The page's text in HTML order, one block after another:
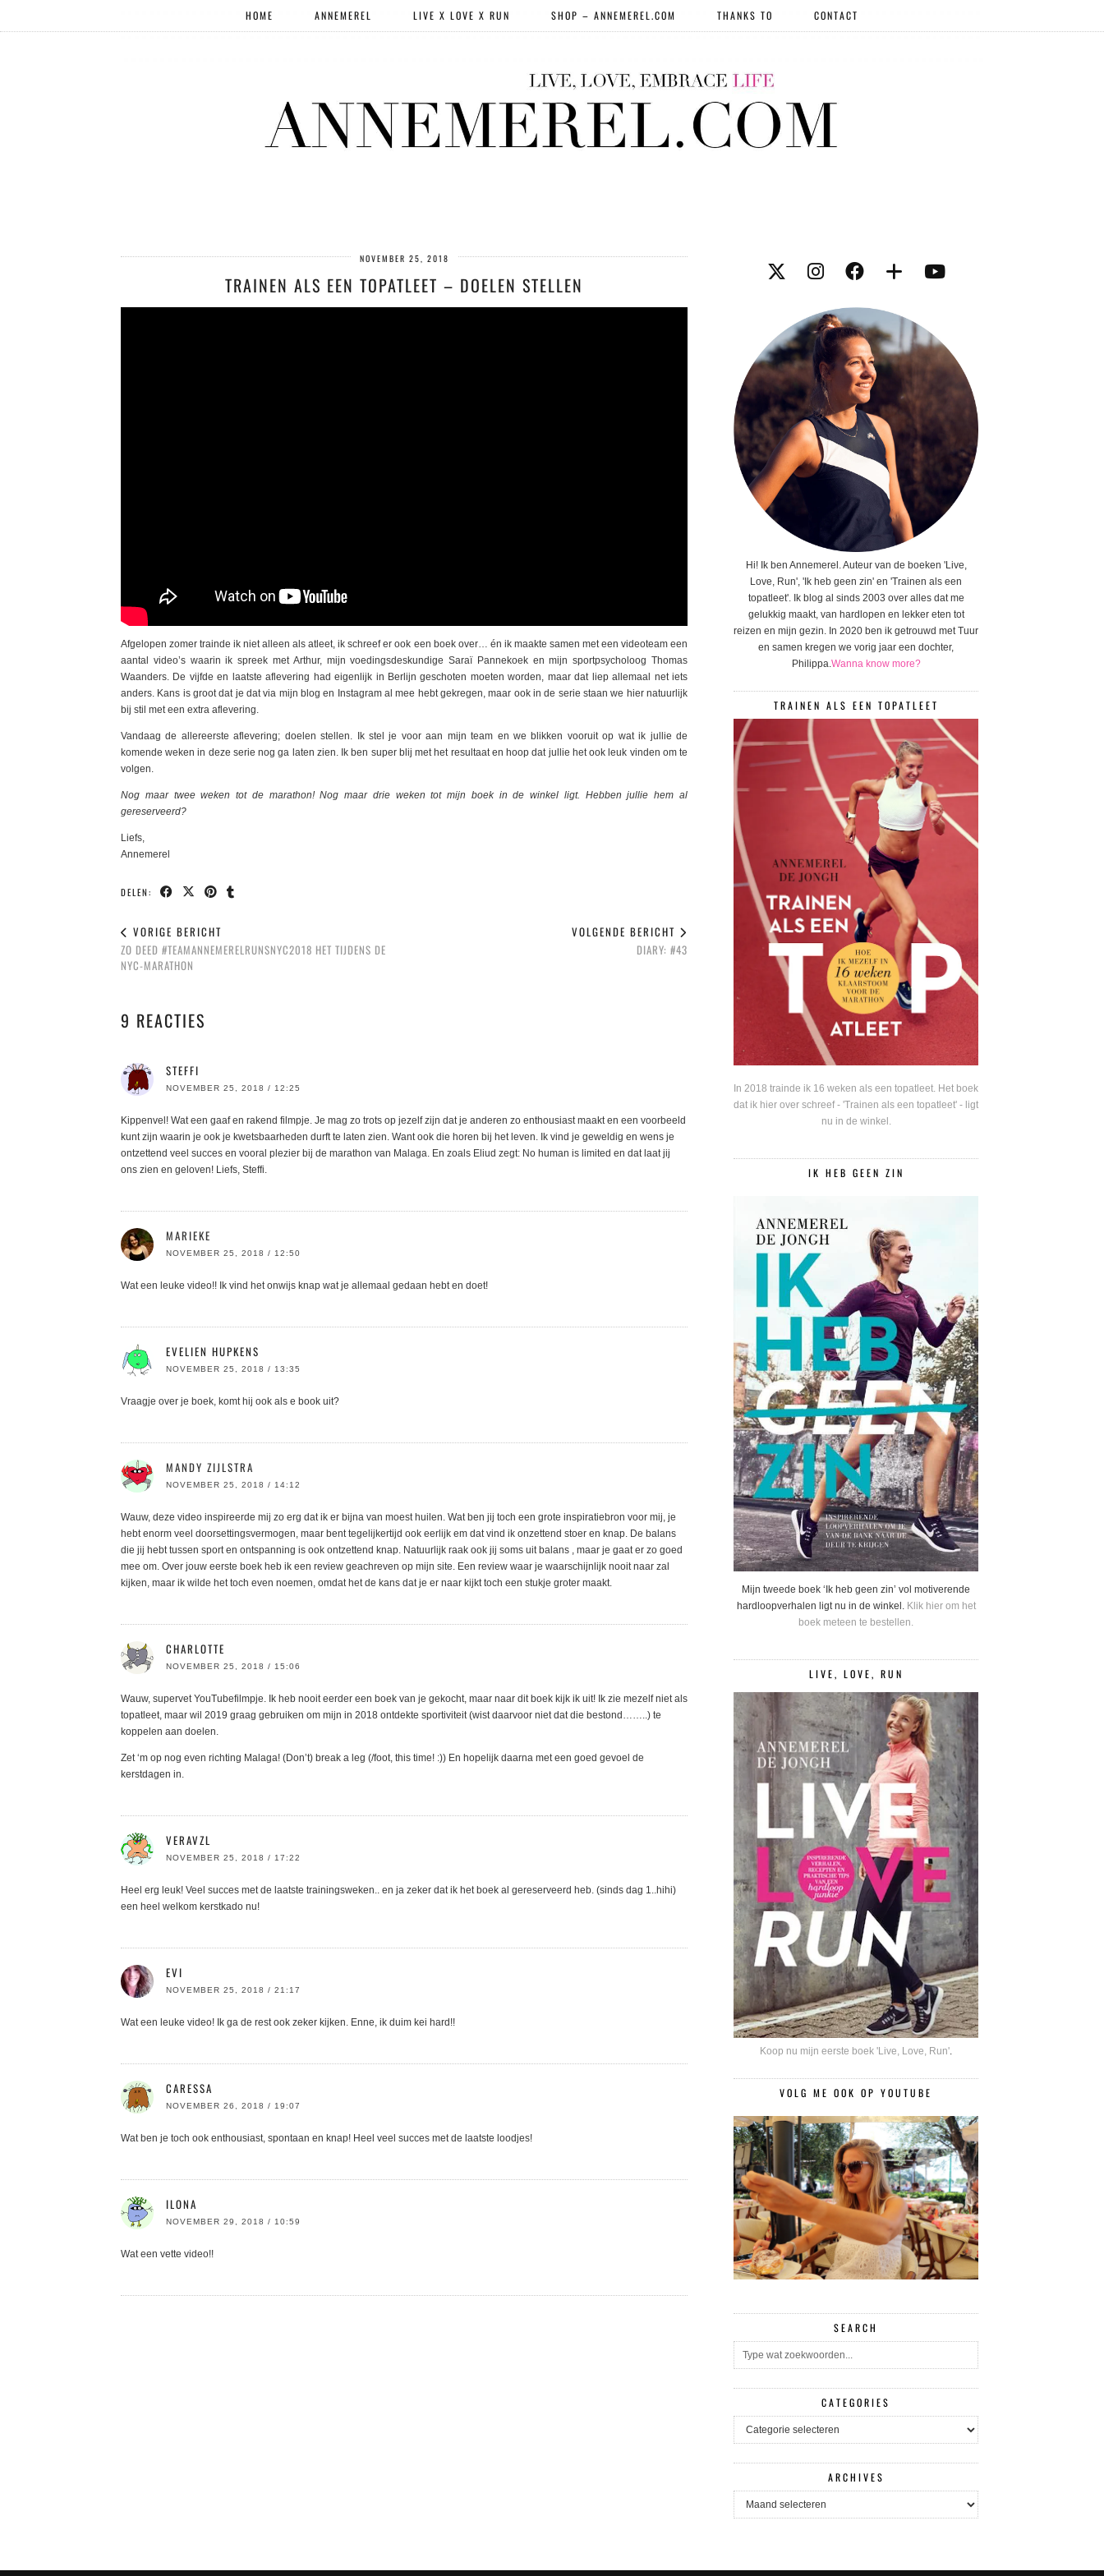
HOME ANNEMEREL LIVE X LOVE X RUN SHOP – ANNEMEREL.COM THANKS TO CONTACT
NOVEMBER 25, 2018
TRAINEN ALS EEN TOPATLEET – DOELEN STELLEN
Afgelopen zomer trainde ik niet alleen als atleet, ik schreef er ook een boek over… én ik maakte samen met een videoteam een
aantal video’s waarin ik spreek met Arthur, mijn voedingsdeskundige Saraï Pannekoek en mijn sportpsycholoog Thomas
Waanders. De vijfde en laatste aflevering had eigenlijk in Berlijn geschoten moeten worden, maar dat liep allemaal net iets
anders. Kans is groot dat je dat via mijn blog en Instagram al mee hebt gekregen, maar ook in de serie staan we hier natuurlijk
bij stil met een extra aflevering.
Vandaag de allereerste aflevering; doelen stellen. Ik stel je voor aan mijn team en we blikken vooruit op wat ik jullie de
komende weken in deze serie nog ga laten zien. Ik ben super blij met het resultaat en hoop dat jullie het ook leuk vinden om te
volgen.
Nog maar twee weken tot de marathon! Nog maar drie weken tot mijn boek in de winkel ligt. Hebben jullie hem al
gereserveerd?
Liefs,
Annemerel
DELEN:
VORIGE BERICHT
ZO DEED #TEAMANNEMERELRUNSNYC2018 HET TIJDENS DE
NYC-MARATHON
VOLGENDE BERICHT
DIARY: #43
9 REACTIES
STEFFI
NOVEMBER 25, 2018 / 12:25
Kippenvel! Wat een gaaf en rakend filmpje. Je mag zo trots op jezelf zijn dat je anderen zo enthousiast maakt en een voorbeeld
kunt zijn waarin je ook je kwetsbaarheden durft te laten zien. Want ook die horen bij het leven. Ik vind je geweldig en wens je
ontzettend veel succes en vooral plezier bij de marathon van Malaga. En zoals Eliud zegt: No human is limited en dat laat jij
ons zien en geloven! Liefs, Steffi.
MARIEKE
NOVEMBER 25, 2018 / 12:50
Wat een leuke video!! Ik vind het onwijs knap wat je allemaal gedaan hebt en doet!
EVELIEN HUPKENS
NOVEMBER 25, 2018 / 13:35
Vraagje over je boek, komt hij ook als e book uit?
MANDY ZIJLSTRA
NOVEMBER 25, 2018 / 14:12
Wauw, deze video inspireerde mij zo erg dat ik er bijna van moest huilen. Wat ben jij toch een grote inspiratiebron voor mij, je
hebt enorm veel doorsettingsvermogen, maar bent tegelijkertijd ook eerlijk em dat vind ik onzettend stoer en knap. De balans
die jij hebt tussen sport en ontspanning is ook ontzettend knap. Natuurlijk raak ook jij soms uit balans , maar je gaat er zo goed
mee om. Over jouw eerste boek heb ik een review geachreven op mijn site. Een review waar je waarschijnlijk nooit naar zal
kijken, maar ik wilde het toch even noemen, omdat het de kans dat je er naar kijkt toch een stukje groter maakt.
CHARLOTTE
NOVEMBER 25, 2018 / 15:06
Wauw, supervet YouTubefilmpje. Ik heb nooit eerder een boek van je gekocht, maar naar dit boek kijk ik uit! Ik zie mezelf niet als
topatleet, maar wil 2019 graag gebruiken om mijn in 2018 ontdekte sportiviteit (wist daarvoor niet dat die bestond……..) te
koppelen aan doelen.
Zet ‘m op nog even richting Malaga! (Don’t) break a leg (/foot, this time! :)) En hopelijk daarna met een goed gevoel de
kerstdagen in.
VERAVZL
NOVEMBER 25, 2018 / 17:22
Heel erg leuk! Veel succes met de laatste trainingsweken.. en ja zeker dat ik het boek al gereserveerd heb. (sinds dag 1..hihi)
een heel welkom kerstkado nu!
EVI
NOVEMBER 25, 2018 / 21:17
Wat een leuke video! Ik ga de rest ook zeker kijken. Enne, ik duim kei hard!!
CARESSA
NOVEMBER 26, 2018 / 19:07
Wat ben je toch ook enthousiast, spontaan en knap! Heel veel succes met de laatste loodjes!
ILONA
NOVEMBER 29, 2018 / 10:59
Wat een vette video!!
Hi! Ik ben Annemerel. Auteur van de boeken 'Live,
Love, Run', 'Ik heb geen zin' en 'Trainen als een
topatleet'. Ik blog al sinds 2003 over alles dat me
gelukkig maakt, van hardlopen en lekker eten tot
reizen en mijn gezin. In 2020 ben ik getrouwd met Tuur
en samen kregen we vorig jaar een dochter,
Philippa.Wanna know more?
TRAINEN ALS EEN TOPATLEET
In 2018 trainde ik 16 weken als een topatleet. Het boek
dat ik hier over schreef - 'Trainen als een topatleet' - ligt
nu in de winkel.
IK HEB GEEN ZIN
Mijn tweede boek ‘Ik heb geen zin’ vol motiverende
hardloopverhalen ligt nu in de winkel. Klik hier om het
boek meteen te bestellen.
LIVE, LOVE, RUN
Koop nu mijn eerste boek 'Live, Love, Run'.
VOLG ME OOK OP YOUTUBE
SEARCH
CATEGORIES
CATEGORIES
ARCHIVES
ARCHIVES